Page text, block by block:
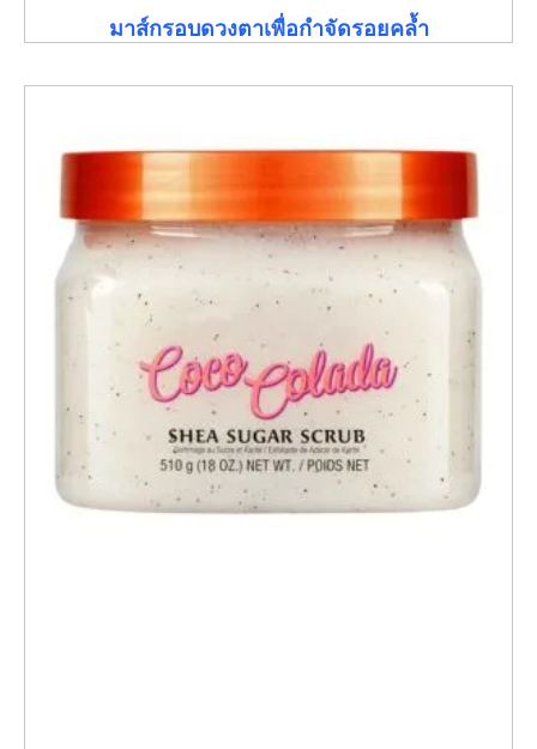
มาส์กรอบดวงตาเพื่อกำจัดรอยคล้ำ